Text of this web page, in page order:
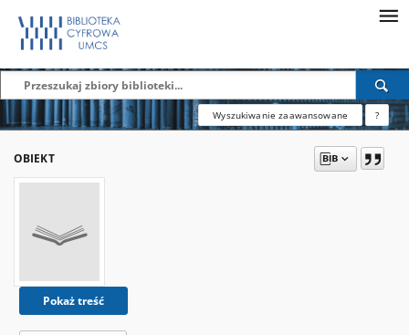
Wyszukiwanie zaawansowane ?
OBIEKT
Pokaż treść